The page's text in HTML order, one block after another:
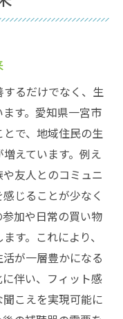
るだけでなく、生
す。愛知県一宮市
で、地域住民の生
えています。例え
友人とのコミュニ
じることが少なく
加や日常の買い物
す。これにより、
が一層豊かになる
伴い、フィット感
こえを実現可能に